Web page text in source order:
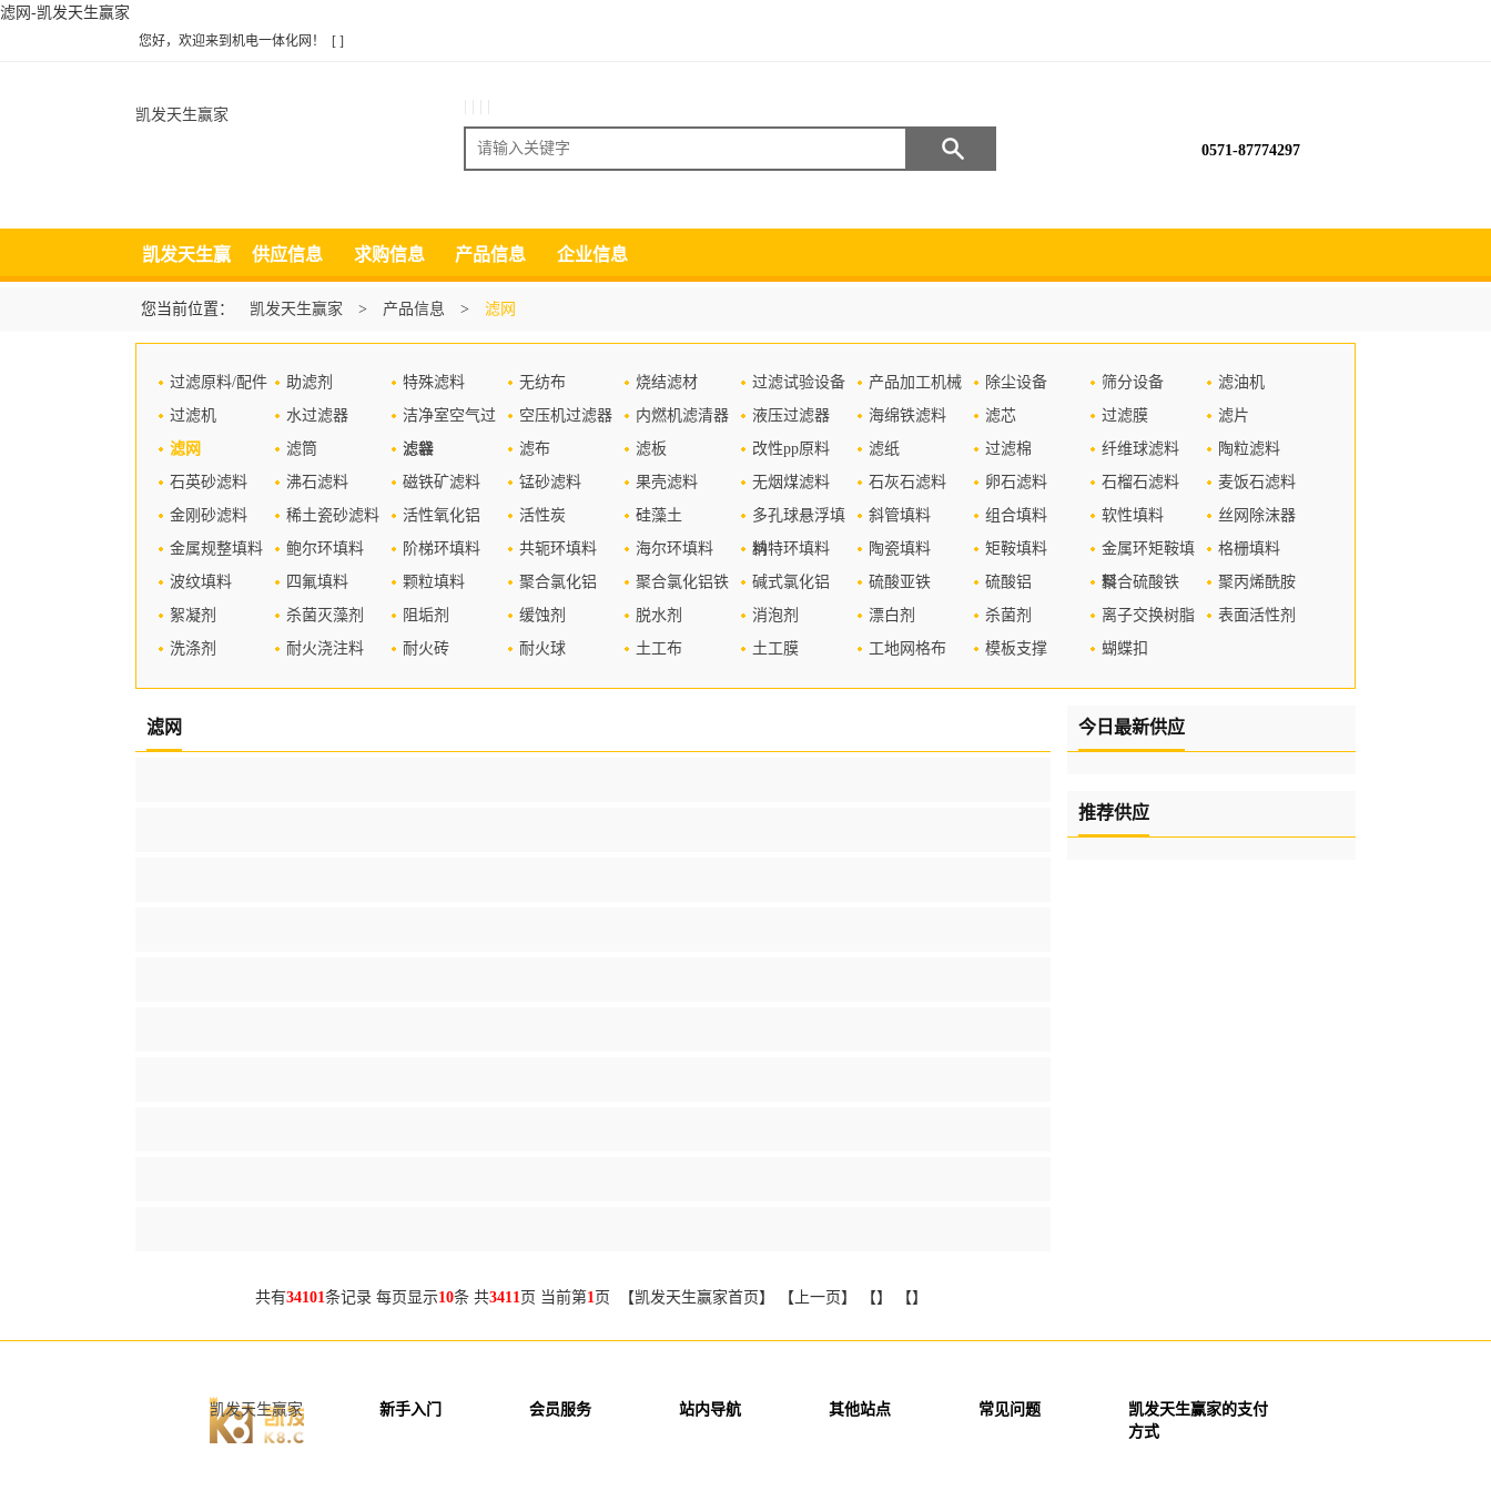
滤网-凯发天生赢家
您好，欢迎来到机电一体化网！ [ ]
凯发天生赢家
搜索 0571-87774297
凯发天生赢
家
供应信息 求购信息 产品信息 企业信息
您当前位置： 凯发天生赢家 > 产品信息 > 滤网
过滤原料/配件 助滤剂 特殊滤料 无纺布 烧结滤材 过滤试验设备 产品加工机械 除尘设备 筛分设备
滤油机
过滤机
水过滤器
洁净室空气过
滤器
空压机过滤器 内燃机滤清器 液压过滤器 海绵铁滤料 滤芯 过滤膜
滤片
滤网
滤筒 滤袋 滤布 滤板 改性pp原料 滤纸 过滤棉 纤维球滤料
陶粒滤料
石英砂滤料
沸石滤料 磁铁矿滤料 锰砂滤料 果壳滤料 无烟煤滤料 石灰石滤料 卵石滤料 石榴石滤料
麦饭石滤料
金刚砂滤料
稀土瓷砂滤料 活性氧化铝 活性炭 硅藻土
多孔球悬浮填
料
斜管填料 组合填料 软性填料
丝网除沫器
金属规整填料
鲍尔环填料 阶梯环填料 共轭环填料 海尔环填料 纳特环填料 陶瓷填料 矩鞍填料
金属环矩鞍填
料
格栅填料
波纹填料
四氟填料 颗粒填料 聚合氯化铝 聚合氯化铝铁 碱式氯化铝 硫酸亚铁 硫酸铝 聚合硫酸铁
聚丙烯酰胺
絮凝剂
杀菌灭藻剂 阻垢剂 缓蚀剂 脱水剂 消泡剂 漂白剂 杀菌剂 离子交换树脂
表面活性剂
洗涤剂
耐火浇注料 耐火砖 耐火球 土工布 土工膜 工地网格布 模板支撑 蝴蝶扣
滤网
共有34101条记录 每页显示10条 共3411页 当前第1页 【凯发天生赢家首页】 【上一页】 【】 【】
今日最新供应
推荐供应
凯发天生赢家 新手入门 会员服务 站内导航 其他站点 常见问题
凯发天生赢家的支付
方式